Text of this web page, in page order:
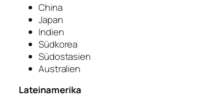
China
Japan
Indien
Südkorea
Südostasien
Australien
Lateinamerika